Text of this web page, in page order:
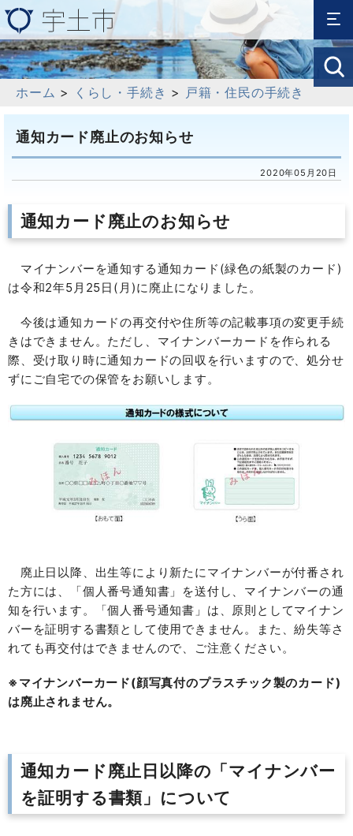
ホーム > くらし・手続き > 戸籍・住民の手続き
通知カード廃止のお知らせ
2020年05月20日
通知カード廃止のお知らせ
マイナンバーを通知する通知カード(緑色の紙製のカード)
は令和2年5月25日(月)に廃止になりました。
今後は通知カードの再交付や住所等の記載事項の変更手続
きはできません。ただし、マイナンバーカードを作られる
際、受け取り時に通知カードの回収を行いますので、処分せ
ずにご自宅での保管をお願いします。
廃止日以降、出生等により新たにマイナンバーが付番され
た方には、「個人番号通知書」を送付し、マイナンバーの通
知を行います。「個人番号通知書」は、原則としてマイナン
バーを証明する書類として使用できません。また、紛失等さ
れても再交付はできませんので、ご注意ください。
※マイナンバーカード(顔写真付のプラスチック製のカード)
は廃止されません。
通知カード廃止日以降の「マイナンバー
を証明する書類」について